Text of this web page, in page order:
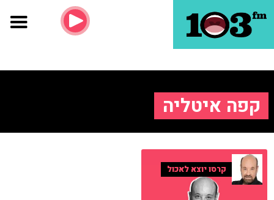
קפה איטליה
קרסו יוצא לאכול